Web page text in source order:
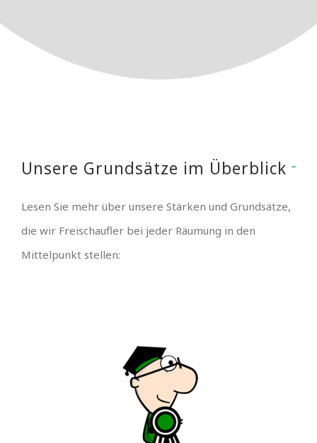
Unsere Grundsätze im Überblick
Lesen Sie mehr über unsere Stärken und Grundsätze,
die wir Freischaufler bei jeder Räumung in den
Mittelpunkt stellen: